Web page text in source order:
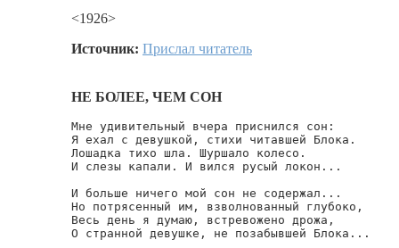
<1926>
Источник: Прислал читатель
НЕ БОЛЕЕ, ЧЕМ СОН
Мне удивительный вчера приснился сон:
Я ехал с девушкой, стихи читавшей Блока.
Лошадка тихо шла. Шуршало колесо.
И слезы капали. И вился русый локон...
И больше ничего мой сон не содержал...
Но потрясенный им, взволнованный глубоко,
Весь день я думаю, встревожено дрожа,
О странной девушке, не позабывшей Блока...